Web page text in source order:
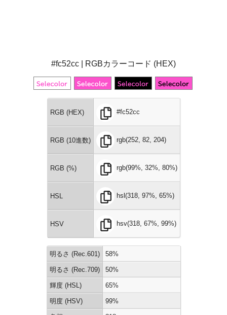
#fc52cc | RGBカラーコード (HEX)
RGB (HEX) #fc52cc
RGB (10進数) rgb(252, 82, 204)
RGB (%) rgb(99%, 32%, 80%)
HSL hsl(318, 97%, 65%)
HSV hsv(318, 67%, 99%)
明るさ (Rec.601) 58%
明るさ (Rec.709) 50%
輝度 (HSL) 65%
明度 (HSV) 99%